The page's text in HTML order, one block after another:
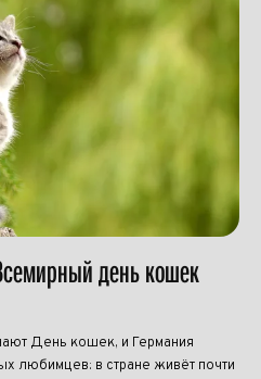
день кошек
День кошек, и Германия
любимцев: в стране живёт почти